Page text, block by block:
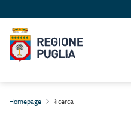
Homepage Ricerca